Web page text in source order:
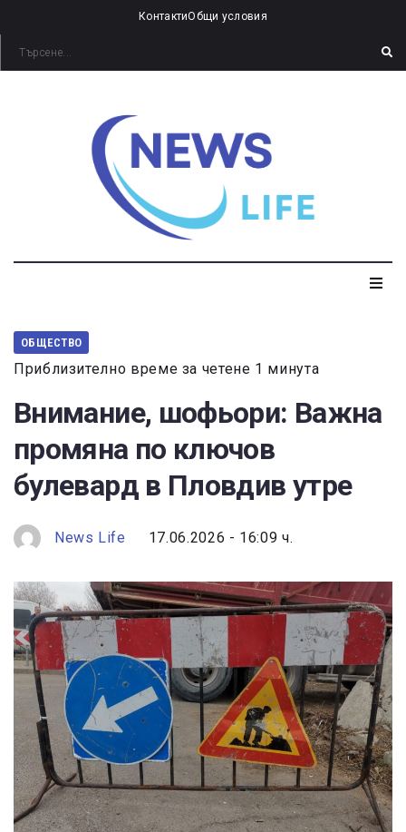
КонтактиОбщи условия
ОБЩЕСТВО
Приблизително време за четене 1 минута
Внимание, шофьори: Важна
промяна по ключов
булевард в Пловдив утре
News Life 17.06.2026 - 16:09 ч.